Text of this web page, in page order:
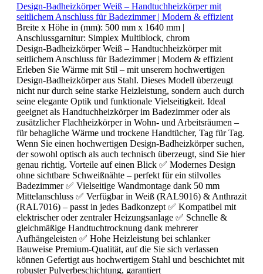
Design-Badheizkörper Weiß – Handtuchheizkörper mit
seitlichem Anschluss für Badezimmer | Modern & effizient
Breite x Höhe in (mm): 500 mm x 1640 mm |
Anschlussgarnitur: Simplex Multiblock, chrom
Design-Badheizkörper Weiß – Handtuchheizkörper mit
seitlichem Anschluss für Badezimmer | Modern & effizient
Erleben Sie Wärme mit Stil – mit unserem hochwertigen
Design-Badheizkörper aus Stahl. Dieses Modell überzeugt
nicht nur durch seine starke Heizleistung, sondern auch durch
seine elegante Optik und funktionale Vielseitigkeit. Ideal
geeignet als Handtuchheizkörper im Badezimmer oder als
zusätzlicher Flachheizkörper in Wohn- und Arbeitsräumen –
für behagliche Wärme und trockene Handtücher, Tag für Tag.
Wenn Sie einen hochwertigen Design-Badheizkörper suchen,
der sowohl optisch als auch technisch überzeugt, sind Sie hier
genau richtig. Vorteile auf einen Blick ✅ Modernes Design
ohne sichtbare Schweißnähte – perfekt für ein stilvolles
Badezimmer ✅ Vielseitige Wandmontage dank 50 mm
Mittelanschluss ✅ Verfügbar in Weiß (RAL9016) & Anthrazit
(RAL7016) – passt in jedes Badkonzept ✅ Kompatibel mit
elektrischer oder zentraler Heizungsanlage ✅ Schnelle &
gleichmäßige Handtuchtrocknung dank mehrerer
Aufhängeleisten ✅ Hohe Heizleistung bei schlanker
Bauweise Premium-Qualität, auf die Sie sich verlassen
können Gefertigt aus hochwertigem Stahl und beschichtet mit
robuster Pulverbeschichtung, garantiert